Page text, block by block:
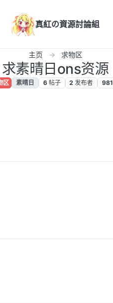
真紅の資源討論組
主页 求物区
求素晴日ons资源
区 素晴日 6 帖子 2 发布者 981